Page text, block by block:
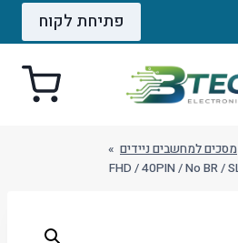
פתיחת לקוח
מסכים למחשבים ניידים »